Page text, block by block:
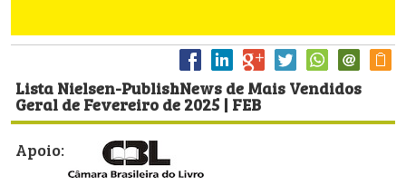
Lista Nielsen-PublishNews de Mais Vendidos
Geral de Fevereiro de 2025 | FEB
Apoio: